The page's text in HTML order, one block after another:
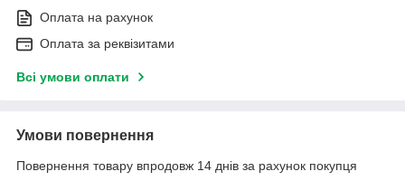
Оплата на рахунок
Оплата за реквізитами
Всі умови оплати
Умови повернення
Повернення товару впродовж 14 днів за рахунок покупця